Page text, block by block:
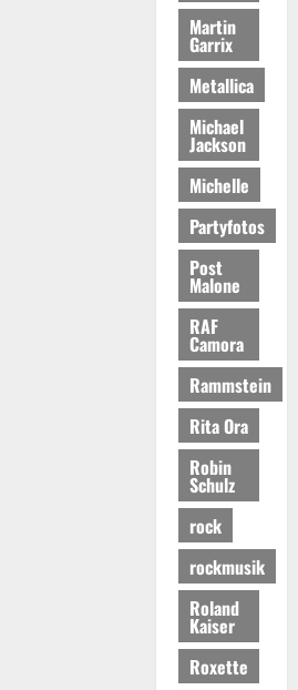
Martin
Garrix
Metallica
Michael
Jackson
Michelle
Partyfotos
Post
Malone
RAF
Camora
Rammstein
Rita Ora
Robin
Schulz
rock
rockmusik
Roland
Kaiser
Roxette